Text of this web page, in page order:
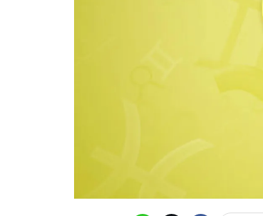
บริษัท อิมเมจ ฟิวเจอร์ (ประเทศไท